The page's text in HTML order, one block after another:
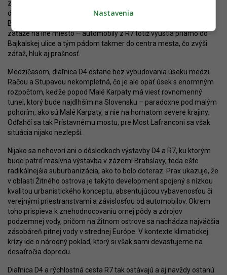
zlepšenia. Čiastočne sa síce (trúfnem si povedať, že aj tak len
dočasne) naozaj uľaví obyvateľom obcí a miest juhovýchodne od
Bratislavy, pre Hlavné mesto však výstavba prinesie len presun
záťaže na iné miesto – automobily z R7 totiž vyústia priamo do
Bajkalskej ulice a tým pádom takmer do centra mesta, čo zvýši
záťaž, hluk aj prašnosť.
Medzičasom, diaľnica D4 ostane bez vybudovania úseku medzi
Račou a Stupavou nekompletná, čo je ale opäť úsek s enormným
rozpočtom, keďže popod Malé Karpaty má viesť rovnomenný
tunel, ktorý bude najdlhším na Slovensku – paradoxne pod malým
pohorím, ako sú Malé Karpaty, a nie na hornatom severe krajiny.
Odľahčí sa tak Prístavnému mostu, pre Most Lafranconi sa však
situácia nijako nezlepší.
Nijako sa nehovorí ani o dôsledkoch výstavby D4 a R7, ku ktorým
bude patriť masívna výstavba v zázemí Bratislavy, teda ešte
radikálnejšia suburbanizácia, ako to bolo doteraz. Prax ukazuje, že
v oblasti Žitného ostrova je takýto development spojený s nízkou
kvalitou urbanistického konceptu, absentujúcou vybavenosťou či
verejnými priestranstvami a závislosťou od automobilov. Okrem
toho prispieva k znehodnocovaniu ornej pôdy a zdrojov
podzemnej vody, pričom na Žitnom ostrove sa nachádza najväčšia
zásobáreň pitnej vody v strednej Európe. V kontexte klimatickej
krízy ide o národný poklad, ktorý si však sami devastujeme na
desaťročia dopredu.
Diaľnica D4 a rýchlostná cesta R7 tak ostávajú a aj navždy ostanú
Nastavenia